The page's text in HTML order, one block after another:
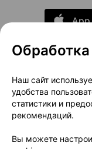
О
Размещение
Способы
Наш сайт
удобства
статистики и
рекомендаций.
Вы можете